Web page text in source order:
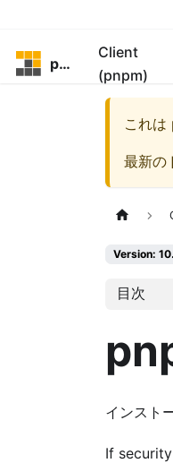
pnpm
Client
(pnpm)
これは
最新の
Version:
目次
インスト
If